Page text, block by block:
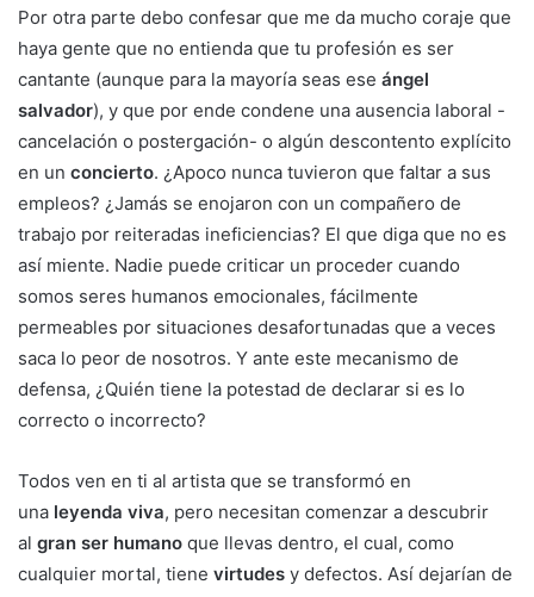
Por otra parte debo confesar que me da mucho coraje que
haya gente que no entienda que tu profesión es ser
cantante (aunque para la mayoría seas ese ángel
salvador), y que por ende condene una ausencia laboral -
cancelación o postergación- o algún descontento explícito
en un concierto. ¿Apoco nunca tuvieron que faltar a sus
empleos? ¿Jamás se enojaron con un compañero de
trabajo por reiteradas ineficiencias? El que diga que no es
así miente. Nadie puede criticar un proceder cuando
somos seres humanos emocionales, fácilmente
permeables por situaciones desafortunadas que a veces
saca lo peor de nosotros. Y ante este mecanismo de
defensa, ¿Quién tiene la potestad de declarar si es lo
correcto o incorrecto?
Todos ven en ti al artista que se transformó en
una leyenda viva, pero necesitan comenzar a descubrir
al gran ser humano que llevas dentro, el cual, como
cualquier mortal, tiene virtudes y defectos. Así dejarían de